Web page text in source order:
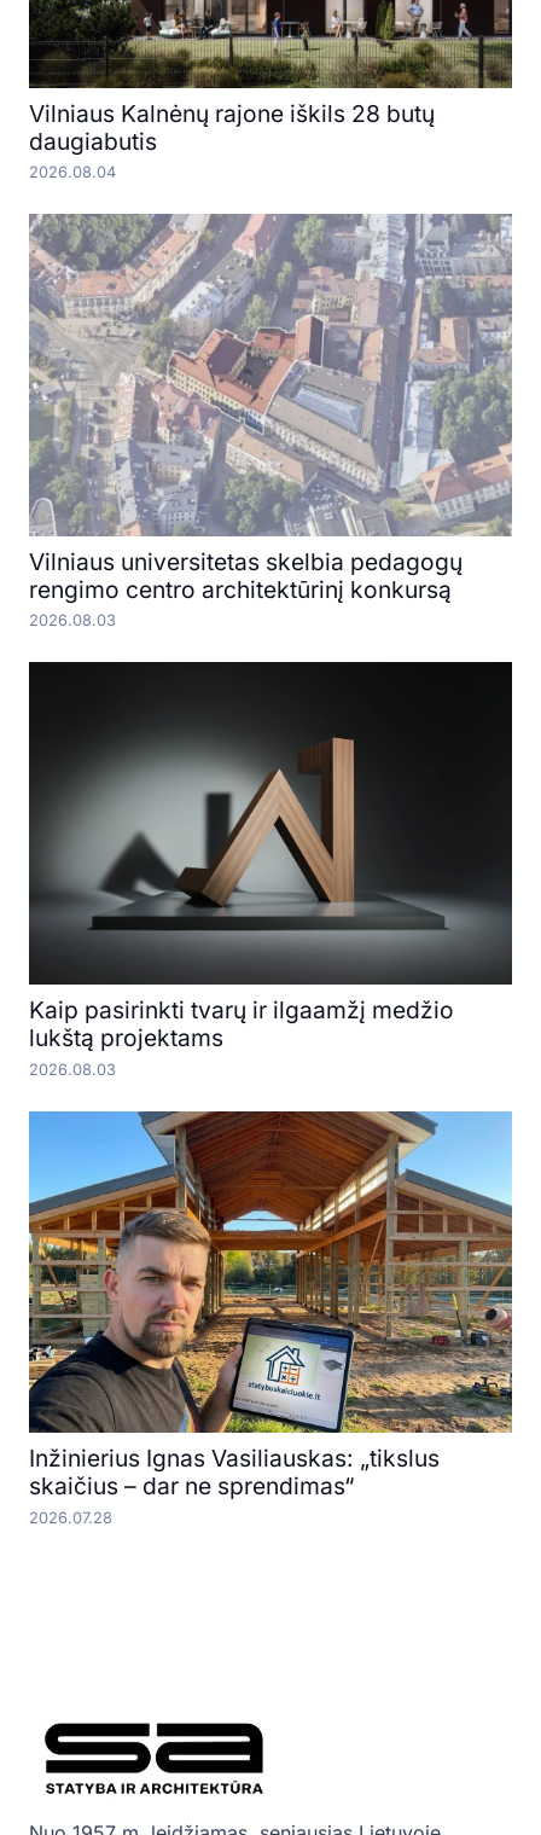
Vilniaus Kalnėnų rajone iškils 28 butų
daugiabutis
2026.08.04
Vilniaus universitetas skelbia pedagogų
rengimo centro architektūrinį konkursą
2026.08.03
Kaip pasirinkti tvarų ir ilgaamžį medžio
lukštą projektams
2026.08.03
Inžinierius Ignas Vasiliauskas: „tikslus
skaičius – dar ne sprendimas“
2026.07.28